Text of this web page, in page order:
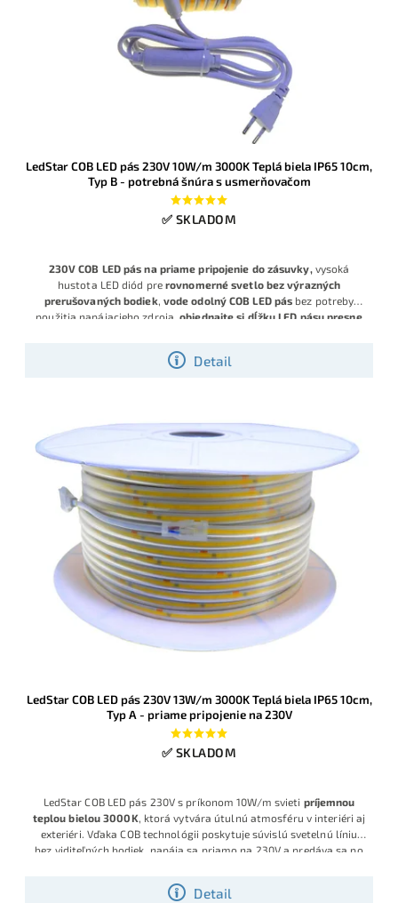
LedStar COB LED pás 230V 10W/m 3000K Teplá biela IP65 10cm,
Typ B - potrebná šnúra s usmerňovačom
✅ SKLADOM
Detail
230V COB LED pás na priame pripojenie do zásuvky,vysoká
hustota LED diód prerovnomerné svetlo bez výrazných
prerušovaných bodiek, vode odolný COB LED pás bez potreby
použitia napájacieho zdroja,objednajte si dĺžku LED pásu presne
LedStar COB LED pás 230V 13W/m 3000K Teplá biela IP65 10cm,
Typ A - priame pripojenie na 230V
✅ SKLADOM
Detail
LedStar COB LED pás 230V s príkonom 10W/m svieti príjemnou
teplou bielou 3000K , ktorá vytvára útulnú atmosféru v interiéri aj
exteriéri. Vďaka COB technológii poskytuje súvislú svetelnú líniu
bez viditeľných bodiek, napája sa priamo na 230V a predáva sa po